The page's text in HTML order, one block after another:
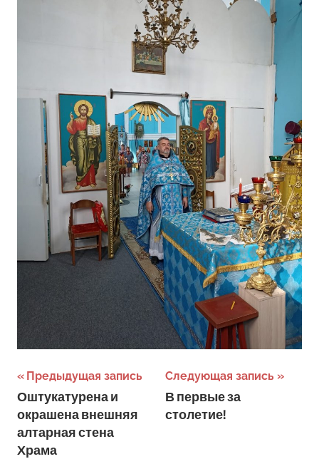
Навигация
по
записям
Предыдущая запись
Оштукатурена и
окрашена внешняя
алтарная стена
Храма
Следующая запись
В первые за
столетие!